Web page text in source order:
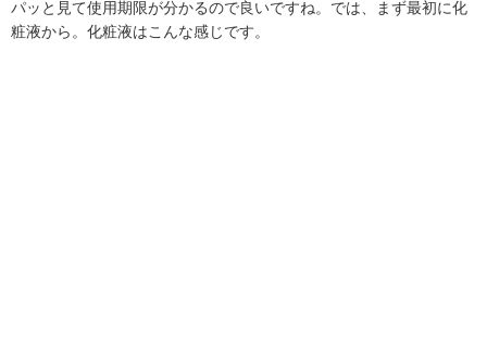
パッと見て使用期限が分かるので良いですね。では、まず最初に化
粧液から。化粧液はこんな感じです。